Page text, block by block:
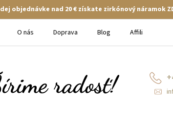
objednávke nad 20 € získate zirkónový náramok
O nás Doprava Blog Affiliate